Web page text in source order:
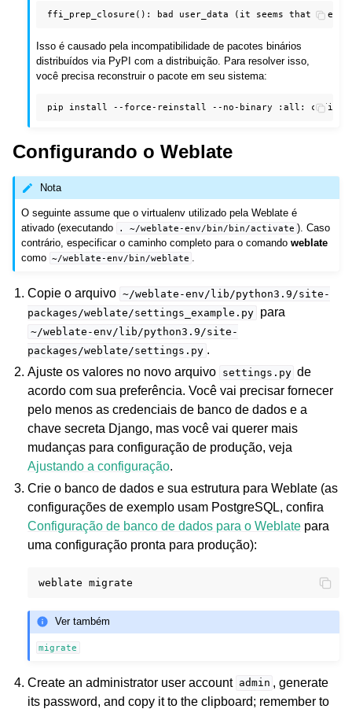
Isso é causado pela incompatibilidade de pacotes binários
distribuídos via PyPI com a distribuição. Para resolver isso,
você precisa reconstruir o pacote em seu sistema:
pip install --force-reinstall --no-binary :all:
Configurando o Weblate
Nota
O seguinte assume que o virtualenv utilizado pela Weblate é
ativado (executando
. ~/weblate-env/bin/bin/activate ). Caso
contrário, especificar o caminho completo para o comandoweblate
como
~/weblate-env/bin/weblate
Copie o arquivo ~/weblate-env/lib/python3.9/site-
packages/weblate/settings_example.py para
~/weblate-env/lib/python3.9/site-
packages/weblate/settings.py .
Ajuste os valores no novo arquivo settings.py de
acordo com sua preferência. Você vai precisar fornecer
pelo menos as credenciais de banco de dados e a
chave secreta Django, mas você vai querer mais
mudanças para configuração de produção, veja
Ajustando a configuração.
Crie o banco de dados e sua estrutura para Weblate (as
configurações de exemplo usam PostgreSQL, confira
Configuração de banco de dados para o Weblate para
uma configuração pronta para produção):
weblate
Ver também
migrate
Create an administrator user account admin , generate
its password, and copy it to the clipboard; remember to